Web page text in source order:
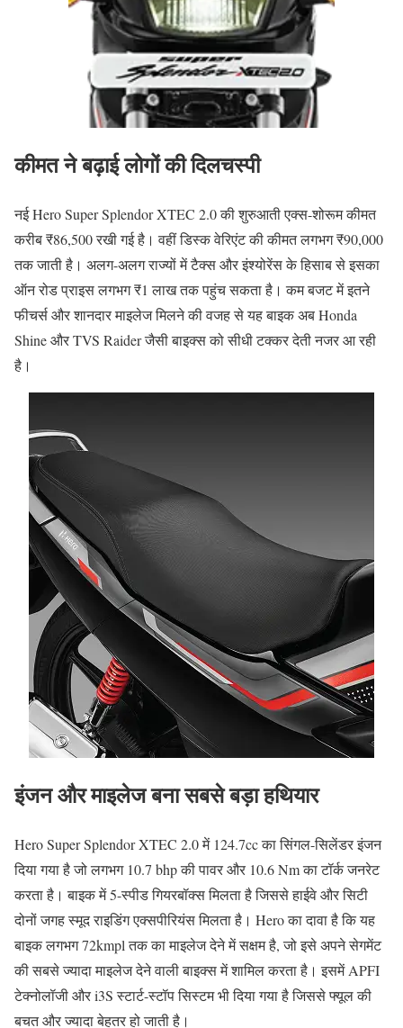
कीमत ने बढ़ाई लोगों की दिलचस्पी
नई Hero Super Splendor XTEC 2.0 की शुरुआती एक्स-शोरूम कीमत
करीब ₹86,500 रखी गई है। वहीं डिस्क वेरिएंट की कीमत लगभग ₹90,000
तक जाती है। अलग-अलग राज्यों में टैक्स और इंश्योरेंस के हिसाब से इसका
ऑन रोड प्राइस लगभग ₹1 लाख तक पहुंच सकता है। कम बजट में इतने
फीचर्स और शानदार माइलेज मिलने की वजह से यह बाइक अब Honda
Shine और TVS Raider जैसी बाइक्स को सीधी टक्कर देती नजर आ रही
है।
इंजन और माइलेज बना सबसे बड़ा हथियार
Hero Super Splendor XTEC 2.0 में 124.7cc का सिंगल-सिलेंडर इंजन
दिया गया है जो लगभग 10.7 bhp की पावर और 10.6 Nm का टॉर्क जनरेट
करता है। बाइक में 5-स्पीड गियरबॉक्स मिलता है जिससे हाईवे और सिटी
दोनों जगह स्मूद राइडिंग एक्सपीरियंस मिलता है। Hero का दावा है कि यह
बाइक लगभग 72kmpl तक का माइलेज देने में सक्षम है, जो इसे अपने सेगमेंट
की सबसे ज्यादा माइलेज देने वाली बाइक्स में शामिल करता है। इसमें APFI
टेक्नोलॉजी और i3S स्टार्ट-स्टॉप सिस्टम भी दिया गया है जिससे फ्यूल की
बचत और ज्यादा बेहतर हो जाती है।